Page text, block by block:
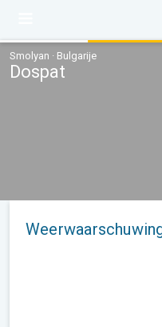
Smolyan · Bulgarije
Dospat